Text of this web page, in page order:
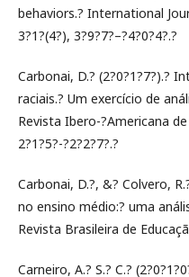
behaviors.? International
3?1?(4?), 3?9?7?–?4?0?4?.?
Carbonai, D.? (2?0?1?7?).?
raciais.? Um exercício de
Revista Ibero-?Americana
2?1?5?-?2?2?7?.?
Carbonai, D.?, &? Colvero,
no ensino médio:? uma
Revista Brasileira de
Carneiro, A.? S.? C.?